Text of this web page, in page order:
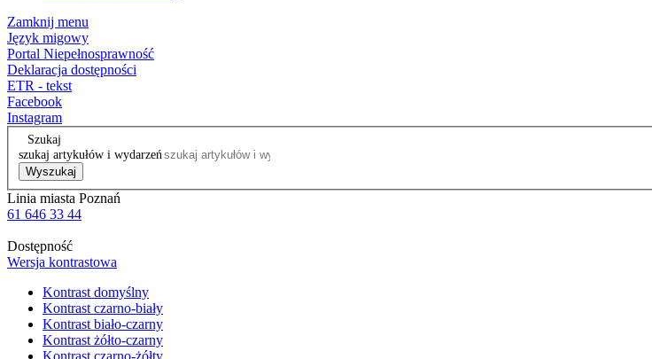
Zamknij menu
Język migowy
Portal Niepełnosprawność
Deklaracja dostępności
ETR - tekst
Facebook
Instagram
Szukaj
szukaj artykułów i wydarzeń
Wyszukaj
Linia miasta Poznań
61 646 33 44
Dostępność
Wersja kontrastowa
Kontrast domyślny
Kontrast czarno-biały
Kontrast biało-czarny
Kontrast żółto-czarny
Kontrast czarno-żółty